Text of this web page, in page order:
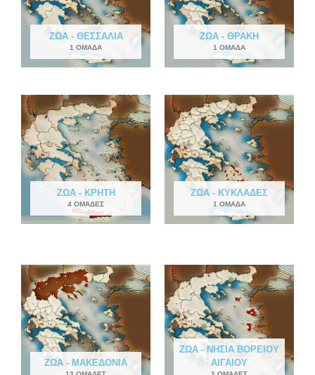
ΖΏΑ - ΘΕΣΣΑΛΊΑ
1 ΟΜΆΔΑ
ΖΏΑ - ΘΡΆΚΗ
1 ΟΜΆΔΑ
ΖΏΑ - ΚΡΉΤΗ
4 ΟΜΆΔΕΣ
ΖΏΑ - ΚΥΚΛΆΔΕΣ
1 ΟΜΆΔΑ
ΖΏΑ - ΜΑΚΕΔΟΝΊΑ
ΖΏΑ - ΝΗΣΙΆ ΒΟΡΕΊΟΥ
ΑΙΓΑΊΟΥ